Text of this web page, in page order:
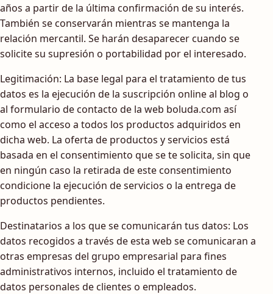
años a partir de la última confirmación de su interés.
También se conservarán mientras se mantenga la
relación mercantil. Se harán desaparecer cuando se
solicite su supresión o portabilidad por el interesado.
Legitimación: La base legal para el tratamiento de tus
datos es la ejecución de la suscripción online al blog o
al formulario de contacto de la web boluda.com así
como el acceso a todos los productos adquiridos en
dicha web. La oferta de productos y servicios está
basada en el consentimiento que se te solicita, sin que
en ningún caso la retirada de este consentimiento
condicione la ejecución de servicios o la entrega de
productos pendientes.
Destinatarios a los que se comunicarán tus datos: Los
datos recogidos a través de esta web se comunicaran a
otras empresas del grupo empresarial para fines
administrativos internos, incluido el tratamiento de
datos personales de clientes o empleados.